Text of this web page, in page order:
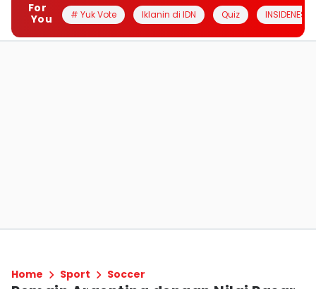
For
You
# Yuk Vote Iklanin di IDN Quiz INSIDENESIA
Home Sport Soccer